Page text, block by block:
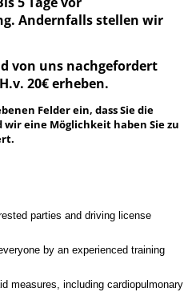
Andernfalls stellen wir
von uns nachgefordert
20€ erheben.
Felder ein, dass Sie die
eine Möglichkeit haben Sie zu
parties and driving license
by an experienced training
measures, including cardiopulmonary